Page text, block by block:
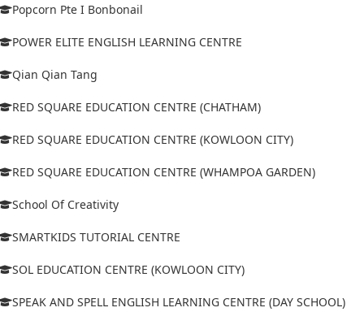
Popcorn Pte I Bonbonail
POWER ELITE ENGLISH LEARNING CENTRE
Qian Qian Tang
RED SQUARE EDUCATION CENTRE (CHATHAM)
RED SQUARE EDUCATION CENTRE (KOWLOON CITY)
RED SQUARE EDUCATION CENTRE (WHAMPOA GARDEN)
School Of Creativity
SMARTKIDS TUTORIAL CENTRE
SOL EDUCATION CENTRE (KOWLOON CITY)
SPEAK AND SPELL ENGLISH LEARNING CENTRE (DAY SCHOOL)